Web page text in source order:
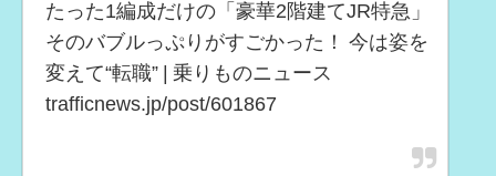
たった1編成だけの「豪華2階建てJR特急」
そのバブルっぷりがすごかった！ 今は姿を
変えて“転職” | 乗りものニュース
trafficnews.jp/post/601867